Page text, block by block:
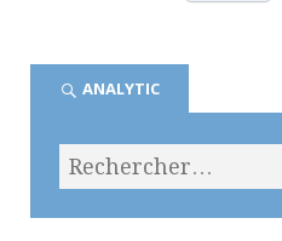
ANALYTIC